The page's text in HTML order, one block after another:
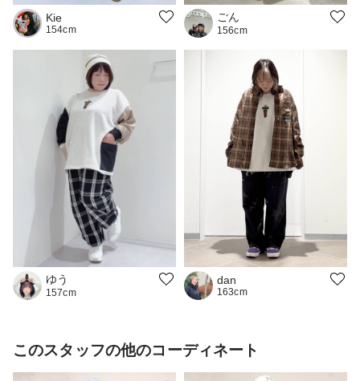
Kie
154cm
ごん
156cm
ゆう
157cm
dan
163cm
このスタッフの他のコーディネート